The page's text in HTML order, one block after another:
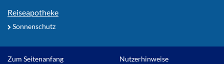
Reiseapotheke
Sonnenschutz
Zum Seitenanfang Nutzerhinweise